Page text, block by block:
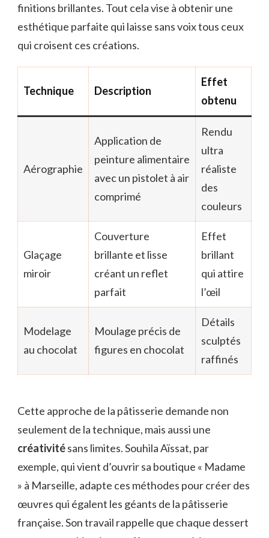
finitions brillantes. Tout cela vise à obtenir une
esthétique parfaite qui laisse sans voix tous ceux
qui croisent ces créations.
Technique Description
Effet
obtenu
Aérographie
Application de
peinture alimentaire
avec un pistolet à air
comprimé
Rendu
ultra
réaliste
des
couleurs
Glaçage
miroir
Couverture
brillante et lisse
créant un reflet
parfait
Effet
brillant
qui attire
l’œil
Modelage
au chocolat
Moulage précis de
figures en chocolat
Détails
sculptés
raffinés
Cette approche de la pâtisserie demande non
seulement de la technique, mais aussi une
créativitésans limites. Souhila Aïssat, par
exemple, qui vient d’ouvrir sa boutique « Madame
» à Marseille, adapte ces méthodes pour créer des
œuvres qui égalent les géants de la pâtisserie
française. Son travail rappelle que chaque dessert